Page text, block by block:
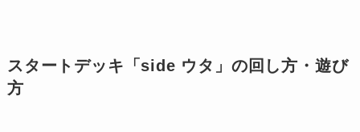
スタートデッキ「side ウタ」の回し方・遊び
方